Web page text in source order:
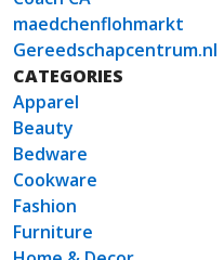
maedchenflohmarkt
Gereedschapcentrum.nl
CATEGORIES
Apparel
Beauty
Bedware
Cookware
Fashion
Furniture